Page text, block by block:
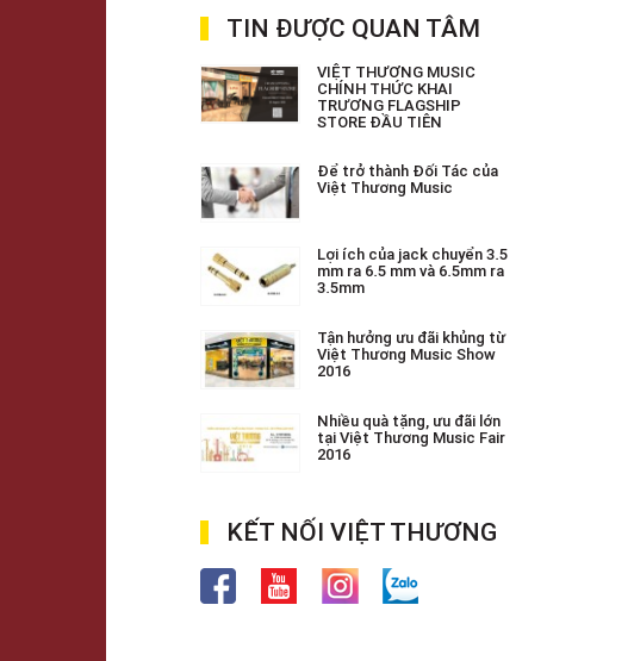
TIN ĐƯỢC QUAN TÂM
VIỆT THƯƠNG MUSIC
CHÍNH THỨC KHAI
TRƯƠNG FLAGSHIP
STORE ĐẦU TIÊN
Để trở thành Đối Tác của
Việt Thương Music
Lợi ích của jack chuyển 3.5
mm ra 6.5 mm và 6.5mm ra
3.5mm
Tận hưởng ưu đãi khủng từ
Việt Thương Music Show
2016
Nhiều quà tặng, ưu đãi lớn
tại Việt Thương Music Fair
2016
KẾT NỐI VIỆT THƯƠNG